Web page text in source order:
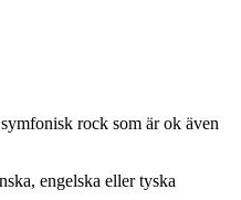
rock som är ok även
engelska eller tyska